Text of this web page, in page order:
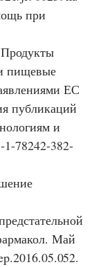
при
пищевые
ЕС
публикаций
и
78242-382-
Май